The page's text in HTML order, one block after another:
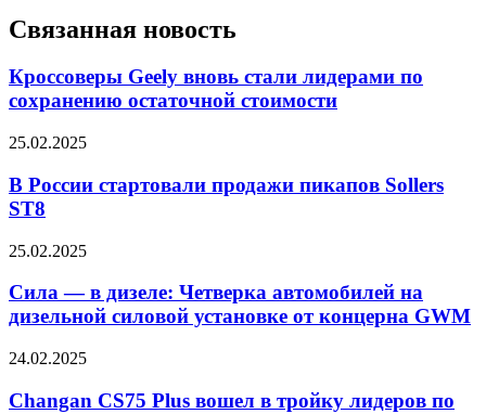
Связанная новость
Кроссоверы Geely вновь стали лидерами по
сохранению остаточной стоимости
25.02.2025
В России стартовали продажи пикапов Sollers
ST8
25.02.2025
Сила — в дизеле: Четверка автомобилей на
дизельной силовой установке от концерна GWM
24.02.2025
Changan CS75 Plus вошел в тройку лидеров по